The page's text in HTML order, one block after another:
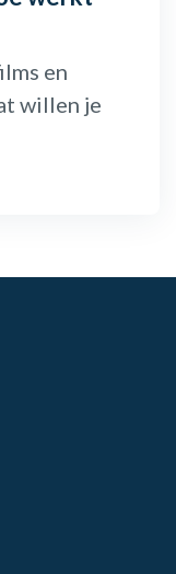
en
willen je